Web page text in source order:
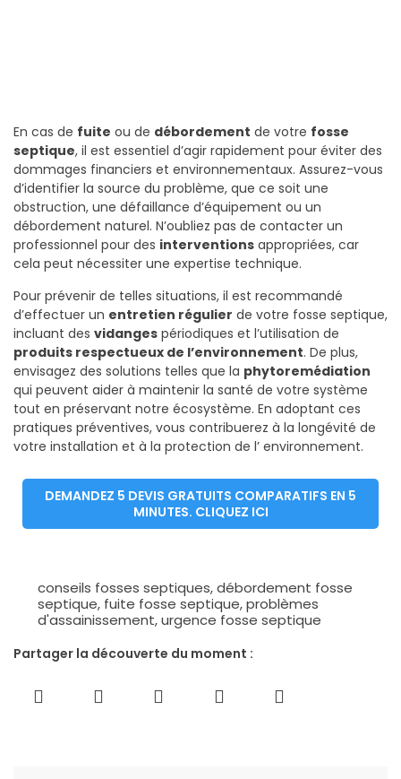
En cas de fuite ou de débordement de votre fosse
septique, il est essentiel d’agir rapidement pour éviter des
dommages financiers et environnementaux. Assurez-vous
d’identifier la source du problème, que ce soit une
obstruction, une défaillance d’équipement ou un
débordement naturel. N’oubliez pas de contacter un
professionnel pour des interventions appropriées, car
cela peut nécessiter une expertise technique.
Pour prévenir de telles situations, il est recommandé
d’effectuer un entretien régulier de votre fosse septique,
incluant des vidanges périodiques et l’utilisation de
produits respectueux de l’environnement. De plus,
envisagez des solutions telles que la phytoremédiation
qui peuvent aider à maintenir la santé de votre système
tout en préservant notre écosystème. En adoptant ces
pratiques préventives, vous contribuerez à la longévité de
votre installation et à la protection de l’ environnement.
DEMANDEZ 5 DEVIS GRATUITS COMPARATIFS EN 5
MINUTES. CLIQUEZ ICI
conseils fosses septiques,débordement fosse
septique, fuite fosse septique,problèmes
d'assainissement,urgence fosse septique
Partager la découverte du moment :